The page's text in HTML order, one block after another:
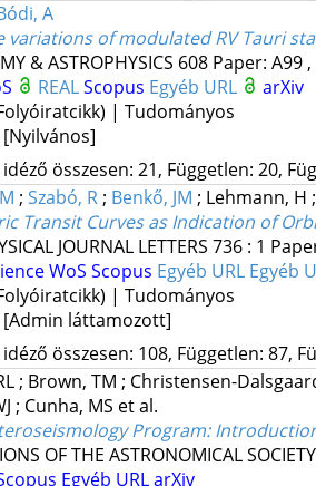
A
variations of modulated RV Tauri
& ASTROPHYSICS 608 Paper: A99
REALScopus Egyéb URL
arXiv
| Tudományos
[Nyilvános]
összesen: 21, Független: 20,
; Szabó, R; Benkő, JM ; Lehmann, H
Transit Curves as Indication of
JOURNAL LETTERS 736: 1
WoS Scopus Egyéb URL Egyéb
| Tudományos
[Admin láttamozott]
összesen: 108, Független: 87,
; Brown, TM ; Christensen-
; Cunha, MS et al.
Program:
OF THE ASTRONOMICAL
Egyéb URLarXiv